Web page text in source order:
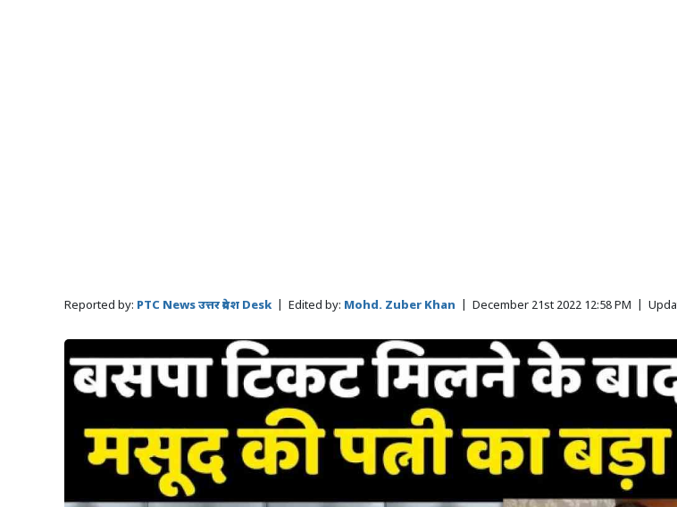
Reported by: PTC News उत्तर प्रदेश Desk Edited by: Mohd. Zuber Khan December 21st 2022 12:58 PM